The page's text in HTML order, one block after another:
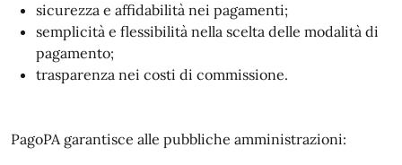
sicurezza e affidabilità nei pagamenti;
semplicità e flessibilità nella scelta delle modalità di
pagamento;
trasparenza nei costi di commissione.
PagoPA garantisce alle pubbliche amministrazioni: